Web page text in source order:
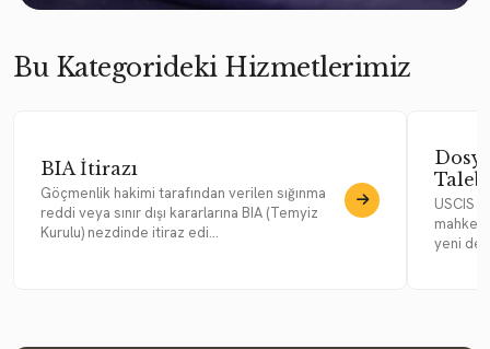
Bu Kategorideki Hizmetlerimiz
BIA İtirazı
Göçmenlik hakimi tarafından verilen sığınma
reddi veya sınır dışı kararlarına BIA (Temyiz
Kurulu) nezdinde itiraz edi...
USCIS
yeni